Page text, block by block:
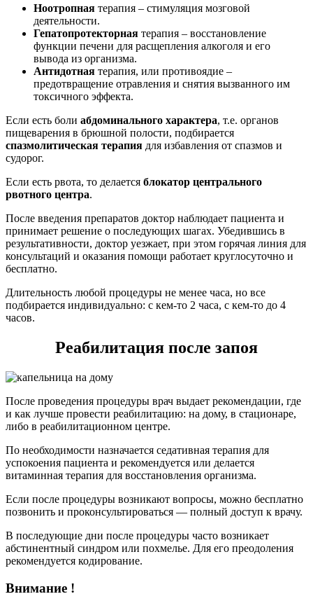
Ноотропная терапия – стимуляция мозговой
деятельности.
Гепатопротекторная терапия – восстановление
функции печени для расщепления алкоголя и его
вывода из организма.
Антидотная терапия, или противоядие –
предотвращение отравления и снятия вызванного им
токсичного эффекта.
Если есть боли абдоминального характера, т.е. органов
пищеварения в брюшной полости, подбирается
спазмолитическая терапия для избавления от спазмов и
судорог.
Если есть рвота, то делается блокатор центрального
рвотного центра.
После введения препаратов доктор наблюдает пациента и
принимает решение о последующих шагах. Убедившись в
результативности, доктор уезжает, при этом горячая линия для
консультаций и оказания помощи работает круглосуточно и
бесплатно.
Длительность любой процедуры не менее часа, но все
подбирается индивидуально: с кем-то 2 часа, с кем-то до 4
часов.
Реабилитация после запоя
После проведения процедуры врач выдает рекомендации, где
и как лучше провести реабилитацию: на дому, в стационаре,
либо в реабилитационном центре.
По необходимости назначается седативная терапия для
успокоения пациента и рекомендуется или делается
витаминная терапия для восстановления организма.
Если после процедуры возникают вопросы, можно бесплатно
позвонить и проконсультироваться — полный доступ к врачу.
В последующие дни после процедуры часто возникает
абстинентный синдром или похмелье. Для его преодоления
рекомендуется кодирование.
Внимание !